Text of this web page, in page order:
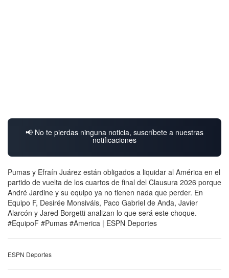
📢 No te pierdas ninguna noticia, suscríbete a nuestras
notificaciones
Pumas y Efraín Juárez están obligados a liquidar al América en el
partido de vuelta de los cuartos de final del Clausura 2026 porque
André Jardine y su equipo ya no tienen nada que perder. En
Equipo F, Desirée Monsiváis, Paco Gabriel de Anda, Javier
Alarcón y Jared Borgetti analizan lo que será este choque.
#EquipoF #Pumas #America | ESPN Deportes
ESPN Deportes